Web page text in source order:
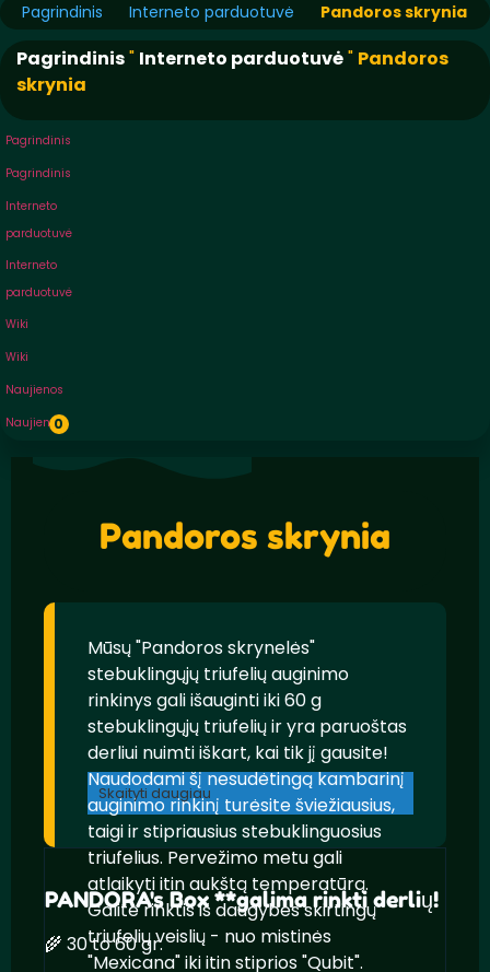
Pagrindinis Interneto parduotuvė Pandoros skrynia
Pagrindinis" Interneto parduotuvė" Pandoros
skrynia
Pagrindinis
Pagrindinis
Interneto
parduotuvė
Interneto
parduotuvė
Wiki
Wiki
Naujienos
Naujienos
0
Pandoros skrynia
Mūsų "Pandoros skrynelės"
stebuklingųjų triufelių auginimo
rinkinys gali išauginti iki 60 g
stebuklingųjų triufelių ir yra paruoštas
derliui nuimti iškart, kai tik jį gausite!
Naudodami šį nesudėtingą kambarinį
auginimo rinkinį turėsite šviežiausius,
taigi ir stipriausius stebuklinguosius
triufelius. Pervežimo metu gali
atlaikyti itin aukštą temperatūrą.
Galite rinktis iš daugybės skirtingų
triufelių veislių - nuo mistinės
"Mexicana" iki itin stiprios "Qubit".
Skaityti daugiau
PANDORA's Box **galima rinkti derlių!
🌾 30 to 60 gr.